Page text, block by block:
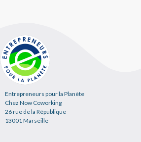
Entrepreneurs pour la Planète
Chez Now Coworking
26 rue de la République
13001 Marseille